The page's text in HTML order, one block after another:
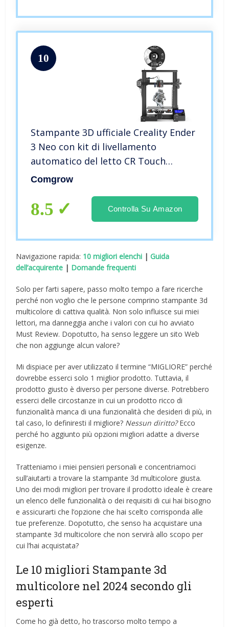
10
Stampante 3D ufficiale Creality Ender
3 Neo con kit di livellamento
automatico del letto CR Touch
Estrusore interamente in metallo
carborundum Scheda madre
silenziosa
Comgrow
8.5 Controlla Su Amazon
Navigazione rapida: 10 migliori elenchi |Guida
dell’acquirente | Domande frequenti
Solo per farti sapere, passo molto tempo a fare ricerche
perché non voglio che le persone comprino stampante 3d
multicolore di cattiva qualità. Non solo influisce sui miei
lettori, ma danneggia anche i valori con cui ho avviato
Must Review. Dopotutto, ha senso leggere un sito Web
che non aggiunge alcun valore?
Mi dispiace per aver utilizzato il termine “MIGLIORE” perché
dovrebbe esserci solo 1 miglior prodotto. Tuttavia, il
prodotto giusto è diverso per persone diverse. Potrebbero
esserci delle circostanze in cui un prodotto ricco di
funzionalità manca di una funzionalità che desideri di più, in
tal caso, lo definiresti il ​​migliore? Nessun diritto?Ecco
perché ho aggiunto più opzioni migliori adatte a diverse
esigenze.
Tratteniamo i miei pensieri personali e concentriamoci
sull’aiutarti a trovare la stampante 3d multicolore giusta.
Uno dei modi migliori per trovare il prodotto ideale è creare
un elenco delle funzionalità o dei requisiti di cui hai bisogno
e assicurarti che l’opzione che hai scelto corrisponda alle
tue preferenze. Dopotutto, che senso ha acquistare una
stampante 3d multicolore che non servirà allo scopo per
cui l’hai acquistata?
Le 10 migliori Stampante 3d
multicolore nel 2024 secondo gli
esperti
Come ho già detto, ho trascorso molto tempo a